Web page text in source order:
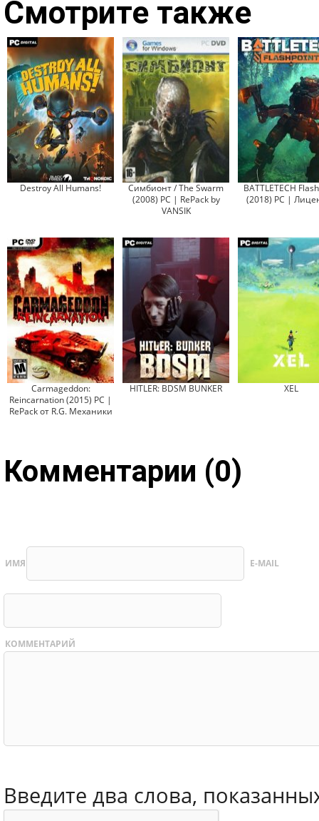
Смотрите также
Destroy All Humans!
Симбионт / The Swarm
(2008) PC | RePack by
VANSIK
BATTLETECH
(2018) PC |
Carmageddon:
Reincarnation (2015) PC |
RePack от R.G. Механики
HITLER: BDSM BUNKER XEL
Комментарии (0)
ИМЯ E-MAIL
КОММЕНТАРИЙ
Введите два слова,